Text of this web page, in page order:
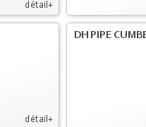
détail+
détail+
DH PIPE